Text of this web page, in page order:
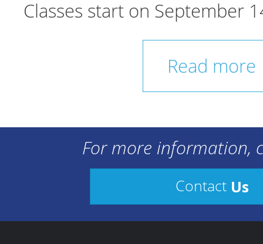
Classes start on September
Read more
For more information,
Contact Us